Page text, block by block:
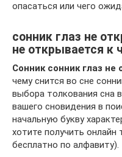
опасаться или чего
сонник глаз не
не открывается к
Сонник сонник глаз не
чему снится во сне
выбора толкования сна
вашего сновидения в
начальную букву
хотите получить онлайн
бесплатно по алфавиту).